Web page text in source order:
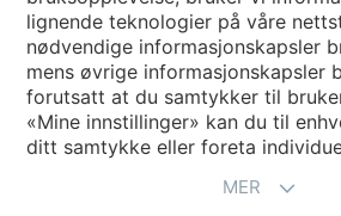
INFORMASJON COVID-19
Support - Ansvarsfraskrivelse
lignende teknologier på våre
nødvendige informasjonskapsler
mens øvrige informasjonskapsler
forutsatt at du samtykker til
«Mine innstillinger» kan du til
ditt samtykke eller foreta
MER